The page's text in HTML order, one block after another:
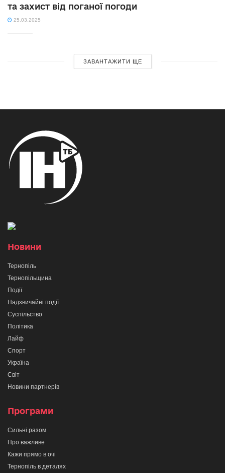
та захист від поганої погоди
25.03.2025
ЗАВАНТАЖИТИ ЩЕ
Новини
Тернопіль
Тернопільщина
Події
Надзвичайні події
Суспільство
Політика
Лайф
Спорт
Україна
Світ
Новини партнерів
Програми
Сильні разом
Про важливе
Кажи прямо в очі
Тернопіль в деталях